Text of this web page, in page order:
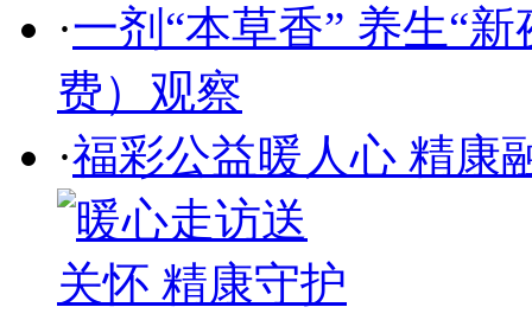
·一剂“本草香” 养生“
费）观察
·福彩公益暖人心 精康